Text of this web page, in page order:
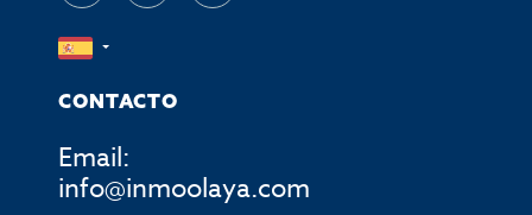
CONTACTO
Email:
info@inmoolaya.com